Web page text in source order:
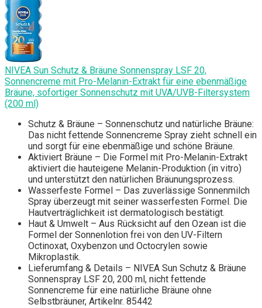
NIVEA Sun Schutz & Bräune Sonnenspray LSF 20,
Sonnencreme mit Pro-Melanin-Extrakt für eine ebenmäßige
Bräune, sofortiger Sonnenschutz mit UVA/UVB-Filtersystem
(200 ml)
Schutz & Bräune – Sonnenschutz und natürliche Bräune:
Das nicht fettende Sonnencreme Spray zieht schnell ein
und sorgt für eine ebenmäßige und schöne Bräune.
Aktiviert Bräune – Die Formel mit Pro-Melanin-Extrakt
aktiviert die hauteigene Melanin-Produktion (in vitro)
und unterstützt den natürlichen Bräunungsprozess.
Wasserfeste Formel – Das zuverlässige Sonnenmilch
Spray überzeugt mit seiner wasserfesten Formel. Die
Hautverträglichkeit ist dermatologisch bestätigt.
Haut & Umwelt – Aus Rücksicht auf den Ozean ist die
Formel der Sonnenlotion frei von den UV-Filtern
Octinoxat, Oxybenzon und Octocrylen sowie
Mikroplastik.
Lieferumfang & Details – NIVEA Sun Schutz & Bräune
Sonnenspray LSF 20, 200 ml, nicht fettende
Sonnencreme für eine natürliche Bräune ohne
Selbstbräuner, Artikelnr. 85442